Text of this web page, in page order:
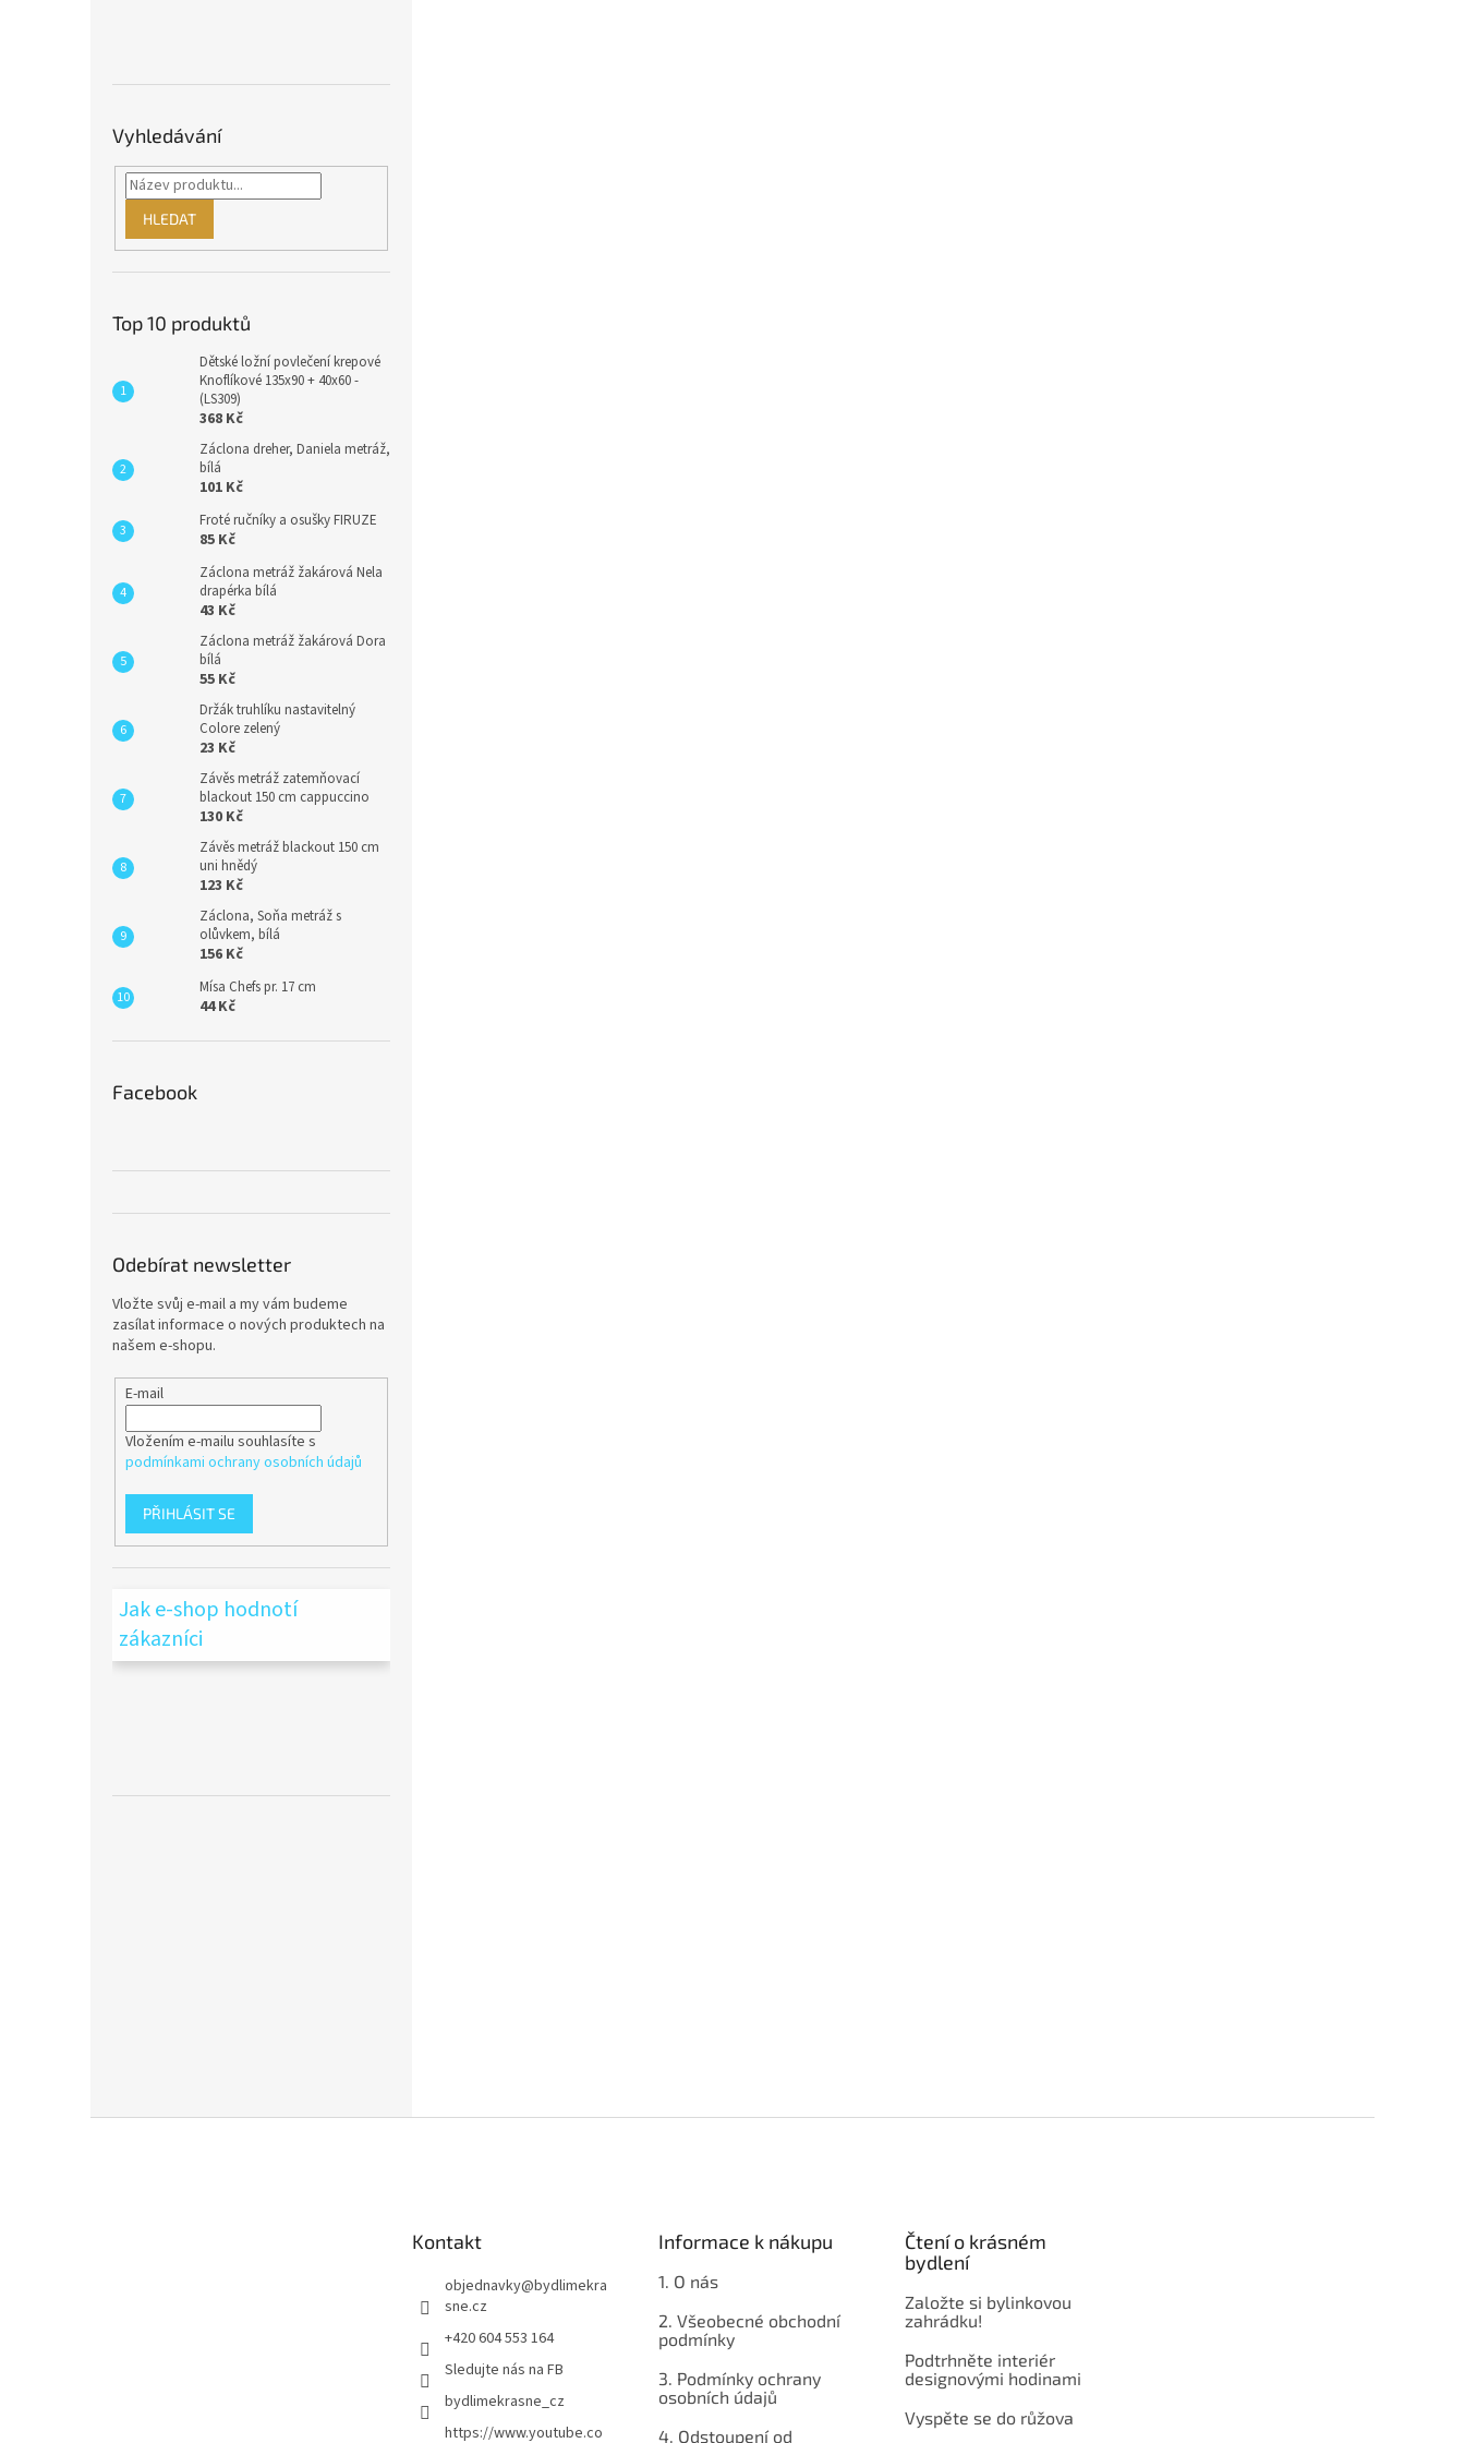
Vyhledávání
HLEDAT
Top 10 produktů
Dětské ložní povlečení krepové
Knoflíkové 135x90 + 40x60 -
(LS309)
368 Kč
Záclona dreher, Daniela metráž,
bílá
101 Kč
Froté ručníky a osušky FIRUZE
85 Kč
Záclona metráž žakárová Nela
drapérka bílá
43 Kč
Záclona metráž žakárová Dora
bílá
55 Kč
Držák truhlíku nastavitelný
Colore zelený
23 Kč
Závěs metráž zatemňovací
blackout 150 cm cappuccino
130 Kč
Závěs metráž blackout 150 cm
uni hnědý
123 Kč
Záclona, Soňa metráž s
olůvkem, bílá
156 Kč
Mísa Chefs pr. 17 cm
44 Kč
Facebook
Odebírat newsletter
Vložte svůj e-mail a my vám budeme
zasílat informace o nových produktech na
našem e-shopu.
E-mail
Vložením e-mailu souhlasíte s
podmínkami ochrany osobních údajů
PŘIHLÁSIT SE
Jak e-shop hodnotí
zákazníci
Kontakt
objednavky@bydlimekra
sne.cz
+420 604 553 164
Sledujte nás na FB
bydlimekrasne_cz
https://www.youtube.co
Informace k nákupu
1. O nás
2. Všeobecné obchodní
podmínky
3. Podmínky ochrany
osobních údajů
4. Odstoupení od
Čtení o krásném
bydlení
Založte si bylinkovou
zahrádku!
Podtrhněte interiér
designovými hodinami
Vyspěte se do růžova